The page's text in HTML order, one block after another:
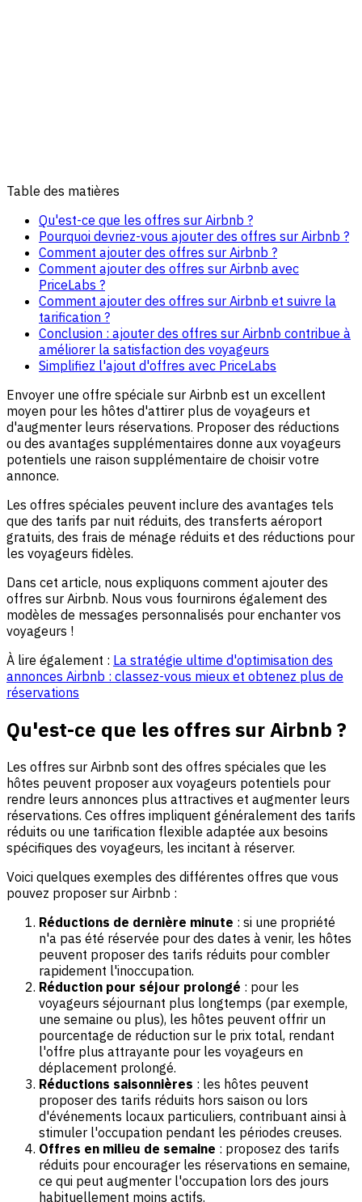
Table des matières
Qu'est-ce que les offres sur Airbnb ?
Pourquoi devriez-vous ajouter des offres sur Airbnb ?
Comment ajouter des offres sur Airbnb ?
Comment ajouter des offres sur Airbnb avec
PriceLabs ?
Comment ajouter des offres sur Airbnb et suivre la
tarification ?
Conclusion : ajouter des offres sur Airbnb contribue à
améliorer la satisfaction des voyageurs
Simplifiez l'ajout d'offres avec PriceLabs
Envoyer une offre spéciale sur Airbnb est un excellent
moyen pour les hôtes d'attirer plus de voyageurs et
d'augmenter leurs réservations. Proposer des réductions
ou des avantages supplémentaires donne aux voyageurs
potentiels une raison supplémentaire de choisir votre
annonce.
Les offres spéciales peuvent inclure des avantages tels
que des tarifs par nuit réduits, des transferts aéroport
gratuits, des frais de ménage réduits et des réductions pour
les voyageurs fidèles.
Dans cet article, nous expliquons comment ajouter des
offres sur Airbnb. Nous vous fournirons également des
modèles de messages personnalisés pour enchanter vos
voyageurs !
À lire également : La stratégie ultime d'optimisation des
annonces Airbnb : classez-vous mieux et obtenez plus de
réservations
Qu'est-ce que les offres sur Airbnb ?
Les offres sur Airbnb sont des offres spéciales que les
hôtes peuvent proposer aux voyageurs potentiels pour
rendre leurs annonces plus attractives et augmenter leurs
réservations. Ces offres impliquent généralement des tarifs
réduits ou une tarification flexible adaptée aux besoins
spécifiques des voyageurs, les incitant à réserver.
Voici quelques exemples des différentes offres que vous
pouvez proposer sur Airbnb :
Réductions de dernière minute : si une propriété
n'a pas été réservée pour des dates à venir, les hôtes
peuvent proposer des tarifs réduits pour combler
rapidement l'inoccupation.
Réduction pour séjour prolongé : pour les
voyageurs séjournant plus longtemps (par exemple,
une semaine ou plus), les hôtes peuvent offrir un
pourcentage de réduction sur le prix total, rendant
l'offre plus attrayante pour les voyageurs en
déplacement prolongé.
Réductions saisonnières : les hôtes peuvent
proposer des tarifs réduits hors saison ou lors
d'événements locaux particuliers, contribuant ainsi à
stimuler l'occupation pendant les périodes creuses.
Offres en milieu de semaine : proposez des tarifs
réduits pour encourager les réservations en semaine,
ce qui peut augmenter l'occupation lors des jours
habituellement moins actifs.